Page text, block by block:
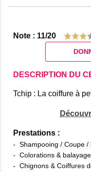
Note : 11/20
DESCRIPTION DU
Tchip : La coiffure à
Prestations :
Shampooing / Coupe /
Colorations &
Chignons & Coiffures